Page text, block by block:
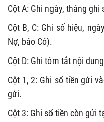
Cột A: Ghi ngày, tháng ghi
Cột B, C: Ghi số hiệu,
Nợ, báo Có).
Cột D: Ghi tóm tắt nội
Cột 1, 2: Ghi số tiền gửi
gửi.
Cột 3: Ghi số tiền còn gửi